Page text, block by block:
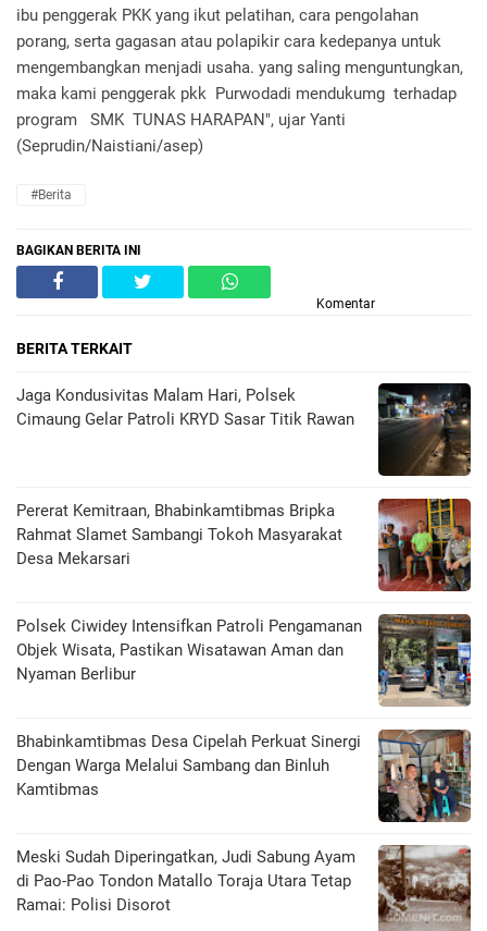
ibu penggerak PKK yang ikut pelatihan, cara pengolahan
porang, serta gagasan atau polapikir cara kedepanya untuk
mengembangkan menjadi usaha. yang saling menguntungkan,
maka kami penggerak pkk Purwodadi mendukumg terhadap
program SMK TUNAS HARAPAN", ujar Yanti
(Seprudin/Naistiani/asep)
#Berita
BAGIKAN BERITA INI
Komentar
BERITA TERKAIT
Jaga Kondusivitas Malam Hari, Polsek
Cimaung Gelar Patroli KRYD Sasar Titik Rawan
Pererat Kemitraan, Bhabinkamtibmas Bripka
Rahmat Slamet Sambangi Tokoh Masyarakat
Desa Mekarsari
Polsek Ciwidey Intensifkan Patroli Pengamanan
Objek Wisata, Pastikan Wisatawan Aman dan
Nyaman Berlibur
Bhabinkamtibmas Desa Cipelah Perkuat Sinergi
Dengan Warga Melalui Sambang dan Binluh
Kamtibmas
Meski Sudah Diperingatkan, Judi Sabung Ayam
di Pao-Pao Tondon Matallo Toraja Utara Tetap
Ramai: Polisi Disorot